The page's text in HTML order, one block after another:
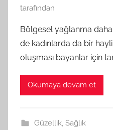
tarafından
Bölgesel yağlanma
de kadınlarda da bir
oluşması bayanlar için
Okumaya devam et
Güzellik, Sağlık